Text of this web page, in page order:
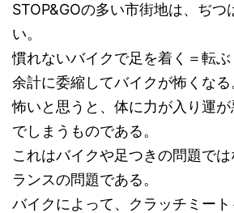
STOP&GOの多い市街地は、ぢつ
い。
慣れないバイクで足を着く＝転
余計に委縮してバイクが怖くなる
怖いと思うと、体に力が入り運
でしまうものである。
これはバイクや足つきの問題で
ランスの問題である。
バイクによって、クラッチミート